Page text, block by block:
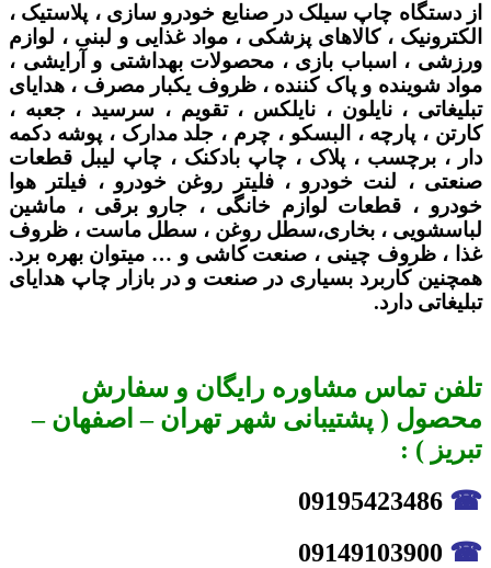
از دستگاه چاپ سیلک در صنایع خودرو سازی ، پلاستیک ،
الکترونیک ، کالاهای پزشکی ، مواد غذایی و لبنی ، لوازم
ورزشی ، اسباب بازی ، محصولات بهداشتی و آرایشی ،
مواد شوینده و پاک کننده ، ظروف یکبار مصرف ، هدایای
تبلیغاتی ، نایلون ، نایلکس ، تقویم ، سرسید ، جعبه ،
کارتن ، پارچه ، البسکو ، چرم ، جلد مدارک ، پوشه دکمه
دار ، برچسب ، پلاک ، چاپ بادکنک ، چاپ لیبل قطعات
صنعتی ، لنت خودرو ، فلیتر روغن خودرو ، فیلتر هوا
خودرو ، قطعات لوازم خانگی ، جارو برقی ، ماشین
لباسشویی ، بخاری،سطل روغن ، سطل ماست ، ظروف
غذا ، ظروف چینی ، صنعت کاشی و … میتوان بهره برد.
همچنین کاربرد بسیاری در صنعت و در بازار چاپ هدایای
تبلیغاتی دارد.
تلفن تماس مشاوره رایگان و سفارش
محصول ( پشتیبانی شهر تهران – اصفهان –
تبریز ) :
☎
☎